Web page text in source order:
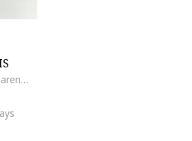
Bluza cambrata si transparenta cu guler, Gri carbune